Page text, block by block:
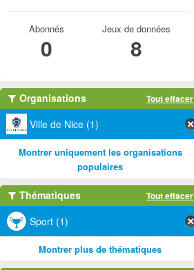
Abonnés
0
Jeux de données
8
Organisations Tout effacer
Ville de Nice (1)
Montrer uniquement les organisations
populaires
Thématiques Tout effacer
Sport (1)
Montrer plus de thématiques